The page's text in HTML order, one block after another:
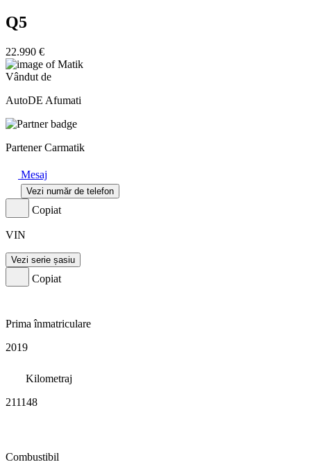
Q5
22.990 €
Vândut de
AutoDE Afumati
Partener Carmatik
Mesaj
Vezi număr de telefon
Copiat
VIN
Vezi serie șasiu
Copiat
Prima înmatriculare
2019
Kilometraj
211148
Combustibil